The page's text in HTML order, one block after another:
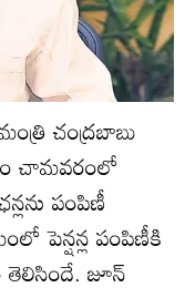
చంద్రబాబు
చామవరంలో
పంపిణీ
పెన్షన్ల పంపిణీకి
జూన్‌